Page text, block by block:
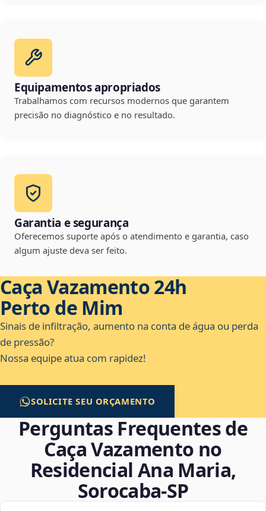
Equipamentos apropriados
Trabalhamos com recursos modernos que garantem
precisão no diagnóstico e no resultado.
Garantia e segurança
Oferecemos suporte após o atendimento e garantia, caso
algum ajuste deva ser feito.
Caça Vazamento 24h
Perto de Mim
Sinais de infiltração, aumento na conta de água ou perda
de pressão?
Nossa equipe atua com rapidez!
SOLICITE SEU ORÇAMENTO
Perguntas Frequentes de
Caça Vazamento no
Residencial Ana Maria,
Sorocaba‑SP